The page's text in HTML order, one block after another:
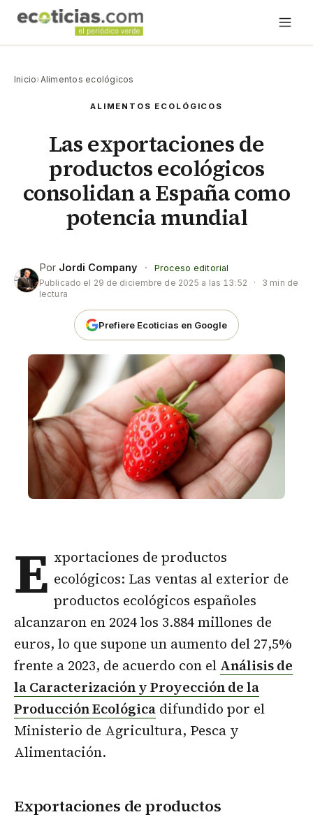
Inicio›Alimentos ecológicos
ALIMENTOS ECOLÓGICOS
Las exportaciones de
productos ecológicos
consolidan a España como
potencia mundial
Por Jordi Company ·
Proceso editorial
Publicado el 29 de diciembre de 2025 a las 13:52 ·
3 min de
lectura
Prefiere Ecoticias en Google
E xportaciones de productos
ecológicos: Las ventas al exterior de
productos ecológicos españoles
alcanzaron en 2024 los 3.884 millones de
euros, lo que supone un aumento del 27,5%
frente a 2023, de acuerdo con el Análisis de
la Caracterización y Proyección de la
Producción Ecológica difundido por el
Ministerio de Agricultura, Pesca y
Alimentación.
Exportaciones de productos